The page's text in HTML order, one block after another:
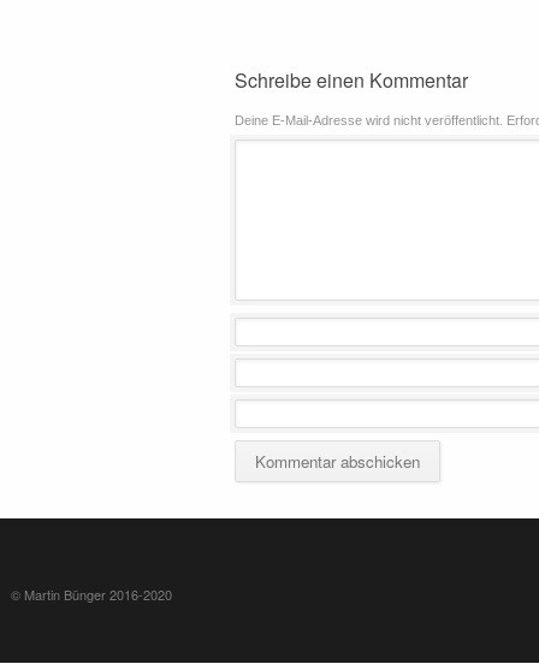
Schreibe einen Kommentar
Deine E-Mail-Adresse wird nicht veröffentlicht.
© Martin Bünger 2016-2020